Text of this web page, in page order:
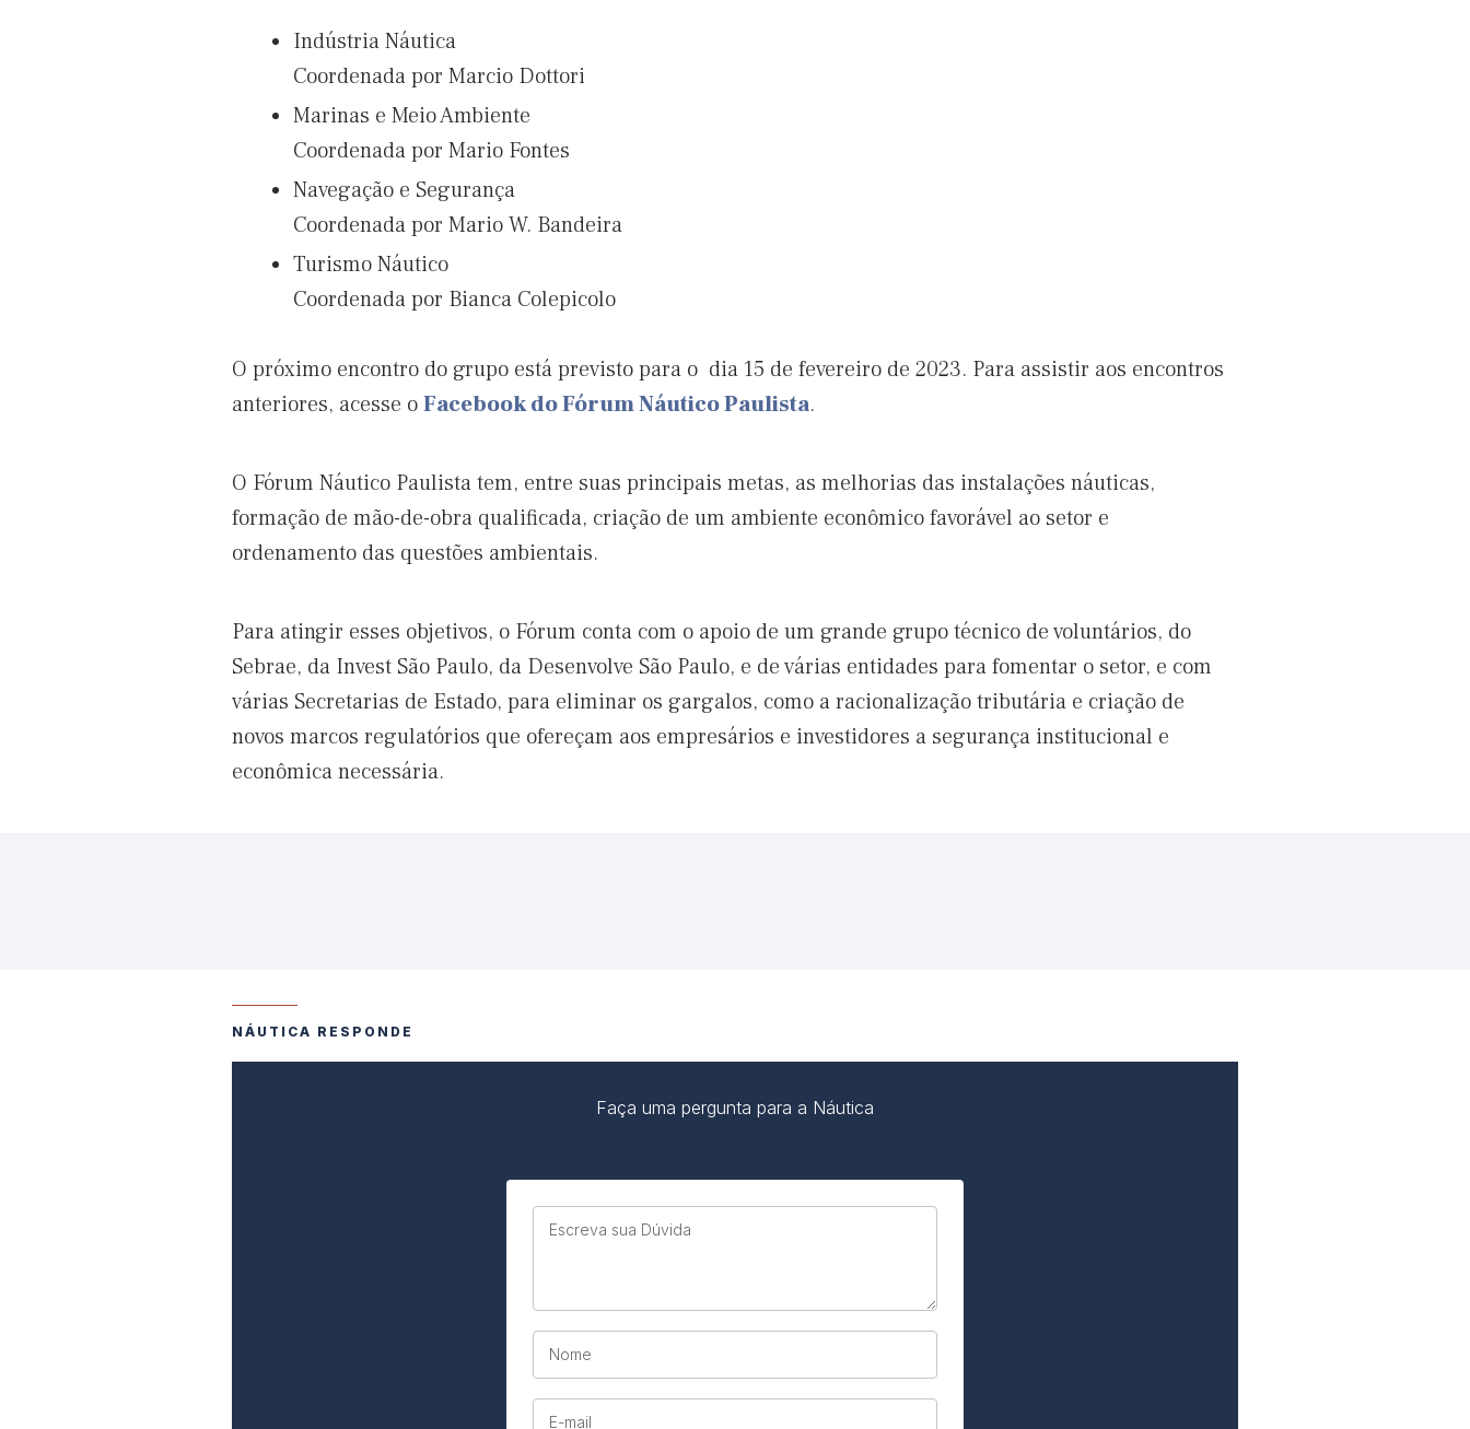
Indústria Náutica
Coordenada por Marcio Dottori
Marinas e Meio Ambiente
Coordenada por Mario Fontes
Navegação e Segurança
Coordenada por Mario W. Bandeira
Turismo Náutico
Coordenada por Bianca Colepicolo
O próximo encontro do grupo está previsto para o dia 15 de fevereiro de 2023. Para assistir aos encontros
anteriores, acesse oFacebook do Fórum Náutico Paulista.
O Fórum Náutico Paulista tem, entre suas principais metas, as melhorias das instalações náuticas,
formação de mão-de-obra qualificada, criação de um ambiente econômico favorável ao setor e
ordenamento das questões ambientais.
Para atingir esses objetivos, o Fórum conta com o apoio de um grande grupo técnico de voluntários, do
Sebrae, da Invest São Paulo, da Desenvolve São Paulo, e de várias entidades para fomentar o setor, e com
várias Secretarias de Estado, para eliminar os gargalos, como a racionalização tributária e criação de
novos marcos regulatórios que ofereçam aos empresários e investidores a segurança institucional e
econômica necessária.
NÁUTICA RESPONDE
Faça uma pergunta para a Náutica
Escreva sua Dúvida
Nome
E-mail